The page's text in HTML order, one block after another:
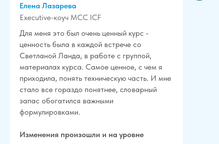
Елена Лазарева
Еxecutive-коуч МСС ICF
Для меня это был очень ценный курс -
ценность была в каждой встрече со
Светланой Ланда, в работе с группой,
материалах курса. Самое ценное, с чем я
приходила, понять техническую часть. И мне
стало все гораздо понятнее, словарный
запас обогатился важными
формулировками.
Изменения произошли и на уровне